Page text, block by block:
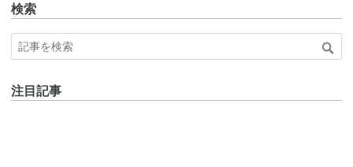
検索
注目記事